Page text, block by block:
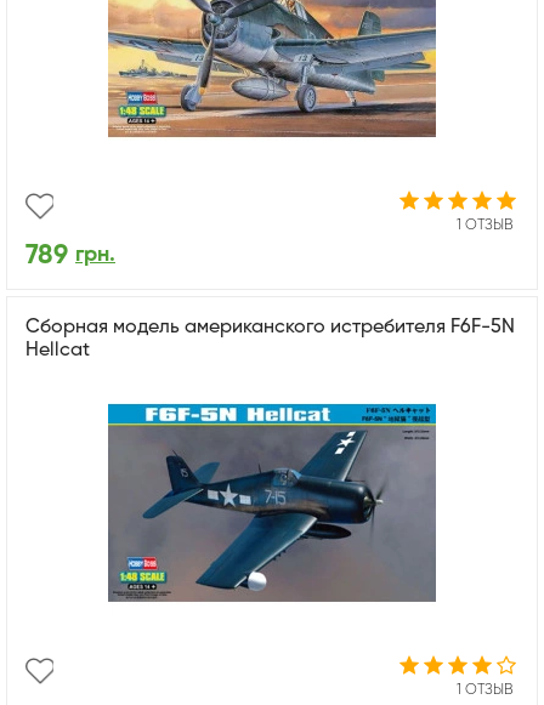
1 ОТЗЫВ
789 грн.
Сборная модель американского истребителя F6F-5N
Hellcat
1 ОТЗЫВ